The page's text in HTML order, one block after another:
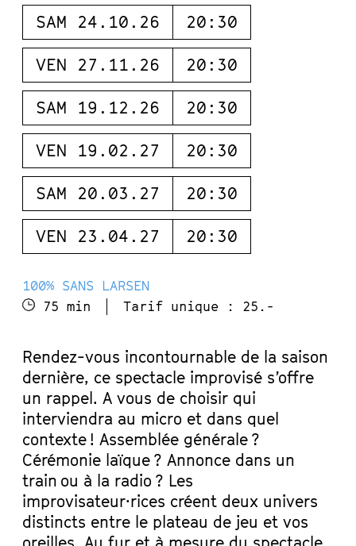
SAM 24.10.26 20:30
VEN 27.11.26 20:30
SAM 19.12.26 20:30
VEN 19.02.27 20:30
SAM 20.03.27 20:30
VEN 23.04.27 20:30
100% SANS LARSEN
75 min
Tarif unique : 25.-
Rendez-vous incontournable de la saison
dernière, ce spectacle improvisé s’offre
un rappel. A vous de choisir qui
interviendra au micro et dans quel
contexte ! Assemblée générale ?
Cérémonie laïque ? Annonce dans un
train ou à la radio ? Les
improvisateur·rices créent deux univers
distincts entre le plateau de jeu et vos